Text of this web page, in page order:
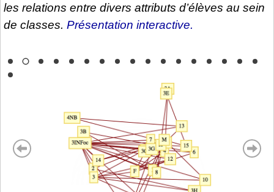
les relations entre divers attributs d’élèves au sein
de classes. Présentation interactive.